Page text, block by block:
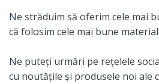
Ne străduim să oferim cele mai
că folosim cele mai bune
Ne puteți urmări pe rețelele
cu noutățile și produsele noi ale